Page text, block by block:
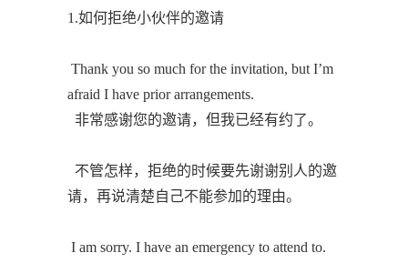
1.如何拒绝小伙伴的邀请
Thank you so much for the invitation, but I’m
afraid I have prior arrangements.
非常感谢您的邀请，但我已经有约了。
不管怎样，拒绝的时候要先谢谢别人的邀
请，再说清楚自己不能参加的理由。
I am sorry. I have an emergency to attend to.